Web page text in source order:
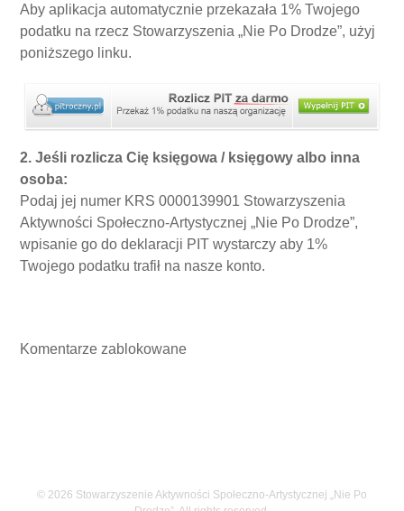
Aby aplikacja automatycznie przekazała 1% Twojego
podatku na rzecz Stowarzyszenia „Nie Po Drodze”, użyj
poniższego linku.
2. Jeśli rozlicza Cię księgowa / księgowy albo inna
osoba:
Podaj jej numer KRS 0000139901 Stowarzyszenia
Aktywności Społeczno-Artystycznej „Nie Po Drodze”,
wpisanie go do deklaracji PIT wystarczy aby 1%
Twojego podatku trafił na nasze konto.
Komentarze zablokowane
© 2026 Stowarzyszenie Aktywności Społeczno-Artystycznej „Nie Po